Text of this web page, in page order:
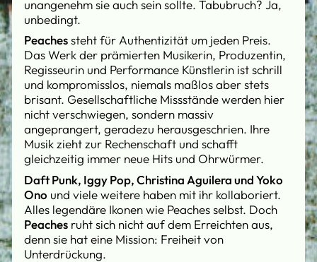
unangenehm sie auch sein sollte. Tabubruch? Ja,
unbedingt.
Peachessteht für Authentizität um jeden Preis.
Das Werk der prämierten Musikerin, Produzentin,
Regisseurin und Performance Künstlerin ist schrill
und kompromisslos, niemals maßlos aber stets
brisant. Gesellschaftliche Missstände werden hier
nicht verschwiegen, sondern massiv
angeprangert, geradezu herausgeschrien. Ihre
Musik zieht zur Rechenschaft und schafft
gleichzeitig immer neue Hits und Ohrwürmer.
Daft Punk, Iggy Pop, Christina Aguilera und Yoko
Ono und viele weitere haben mit ihr kollaboriert.
Alles legendäre Ikonen wie Peaches selbst. Doch
Peaches ruht sich nicht auf dem Erreichten aus,
denn sie hat eine Mission: Freiheit von
Unterdrückung.